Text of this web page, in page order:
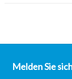
Melden Sie